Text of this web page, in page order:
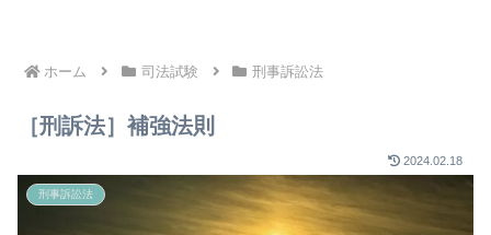
ホーム 司法試験 刑事訴訟法
［刑訴法］補強法則
2024.02.18
刑事訴訟法